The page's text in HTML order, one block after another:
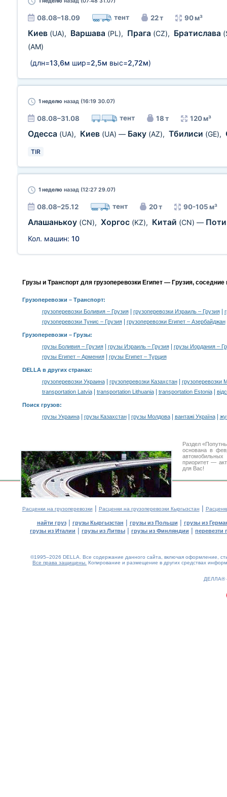
08.08–18.09 тент 22 т 90 м³
Киев (UA), Варшава (PL), Прага (CZ), Братислава
(AM)
(длн=13,6м шир=2,5м выс=2,72м)
1 неделю назад (16:19 30.07)
08.08–31.08 тент 18 т 120 м³
Одесса (UA), Киев (UA) — Баку (AZ), Тбилиси (GE),
TIR
1 неделю назад (12:27 29.07)
08.08–25.12 тент 20 т 90-105 м³
Алашанькоу (CN), Хоргос (KZ), Китай (CN) —
Кол. машин: 10
Грузы и Транспорт для грузоперевозки Египет — Грузия,
Грузоперевозки – Транспорт:
грузоперевозки Боливия – Грузия| грузоперевозки Израиль – Грузия|
грузоперевозки Тунис – Грузия| грузоперевозки Египет – Азербайджан
Грузоперевозки – Грузы:
грузы Боливия – Грузия| грузы Израиль – Грузия|
грузы Иордания –
грузы Египет – Армения| грузы Египет – Турция
DELLA в других странах:
грузоперевозки Украина| грузоперевозки Казахстан|
грузоперевозки
transportation Latvia| transportation Lithuania| transportation Estonia|
Поиск грузов:
грузы Украина| грузы Казахстан| грузы Молдова| вантажі Україна|
Раздел
основана в
приоритет —
для Вас!
Расценки на грузоперевозки | Расценки на грузоперевозки Кыргызстан |
найти груз| грузы Кыргызстан | грузы из Польши | грузы из
грузы из Италии | грузы из Литвы | грузы из Финляндии | перевезти
©1995–2026 DELLA. Все содержание данного сайта, включая оформление,
Все права защищены. Копирование и размещение в других средствах